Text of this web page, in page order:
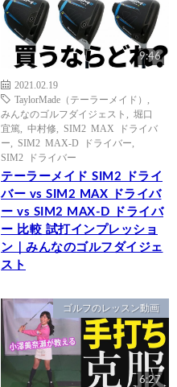
9:46
2021.02.19
TaylorMade（テーラーメイド）
みんなのゴルフダイジェスト
堀口
宜篤
中村修
SIM2 MAX ドライバ
ー
SIM2 MAX-D ドライバー
SIM2 ドライバー
テーラーメイド SIM2 ドライ
バー vs SIM2 MAX ドライバ
ー vs SIM2 MAX-D ドライバ
ー 比較 試打インプレッショ
ン｜みんなのゴルフダイジェ
スト
ゴルフのレッスン動画
6:27